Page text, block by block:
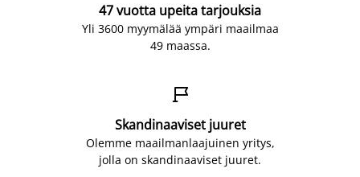
47 vuotta upeita tarjouksia
Yli 3600 myymälää ympäri maailmaa
49 maassa.

Skandinaaviset juuret
Olemme maailmanlaajuinen yritys,
jolla on skandinaaviset juuret.